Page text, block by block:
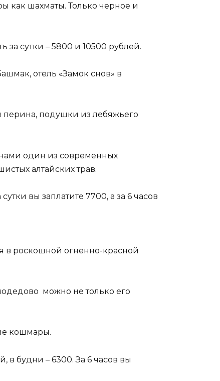
как шахматы. Только черное и
за сутки – 5800 и 10500 рублей.
отель «Замок снов» в
перина, подушки из лебяжьего
один из современных
алтайских трав.
вы заплатите 7700, а за 6 часов
в роскошной огненно-красной
можно не только его
кошмары.
в будни – 6300. За 6 часов вы